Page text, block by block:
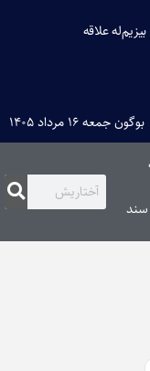
بیزیم‌له علاقه
بوگون جمعه ۱۶ مرداد ۱۴۰۵
سند